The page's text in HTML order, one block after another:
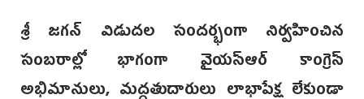
శ్రీ జగన్‌ విడుదల సందర్భంగా నిర్వహించిన
సంబరాల్లో భాగంగా వైయస్ఆర్‌ కాంగ్రెస్
అభిమానులు, మద్దతుదారులు‌ లాభాపేక్ష లేకుండా